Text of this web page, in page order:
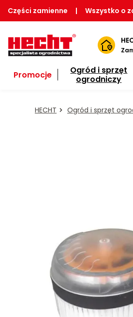
Części zamienne | Wszystko o
Promocje
Ogród i sprzęt
ogrodniczy
HECHT Ogród i sprzęt